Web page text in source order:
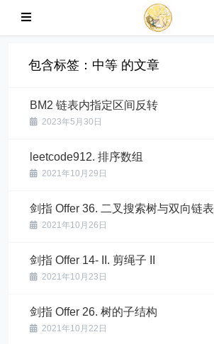
包含标签：中等 的文章
BM2 链表内指定区间反转
2023年5月30日
leetcode912. 排序数组
2021年10月29日
剑指 Offer 36. 二叉搜索树与双向链表
2021年10月26日
剑指 Offer 14- II. 剪绳子 II
2021年10月23日
剑指 Offer 26. 树的子结构
2021年10月22日